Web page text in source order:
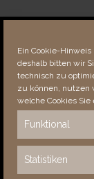
Ein Cookie-
deshalb bitten wir
technisch zu
zu können, nutzen
welche Cookies
Funktional
Statistiken
Über dieses
Fehler bemerkt?
Besucher seit